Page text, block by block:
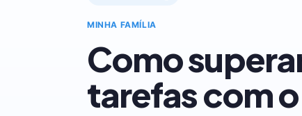
MINHA FAMÍLIA
Como
tarefas com